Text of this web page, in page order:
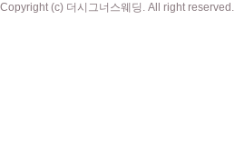
Copyright (c) 더시그너스웨딩. All right reserved.